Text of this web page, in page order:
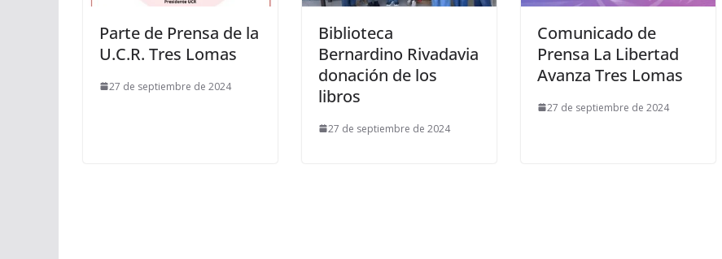
Parte de Prensa de la
U.C.R. Tres Lomas
27 de septiembre de 2024
Biblioteca
Bernardino Rivadavia
donación de los
libros
27 de septiembre de 2024
Comunicado de
Prensa La Libertad
Avanza Tres Lomas
27 de septiembre de 2024